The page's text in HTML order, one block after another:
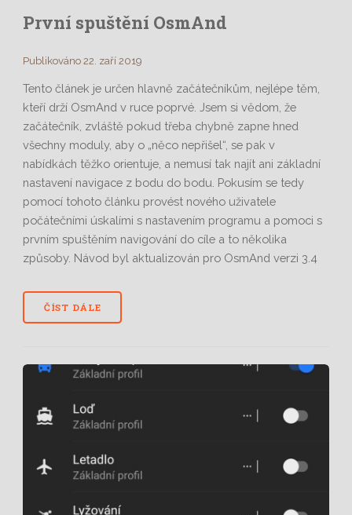
První spuštění OsmAnd
Publikováno 22. zaří 2019
Tento článek je určen hlavně začátečníkům, nejlépe těm,
kteří drží OsmAnd v ruce poprvé. Jsem si vědom, že
začátečník, zvláště pokud třeba chybně zapne hned
všechny moduly, aby o „něco nepřišel“, se pak v
nabídkách těžko orientuje, a nemusí tak najít ani základní
nastavení navigace z bodu do bodu. Pokusím se tedy
pomocí tohoto článku provést nového uživatele
počátečními úskalími s nastavením programu a pomoci s
prvním spuštěním navigování do cíle a to několika
způsoby. Návod byl aktualizován pro OsmAnd verzi 3.4
ČÍST DÁLE